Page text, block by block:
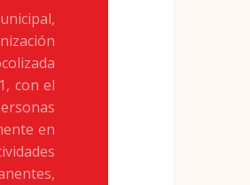
con el
en